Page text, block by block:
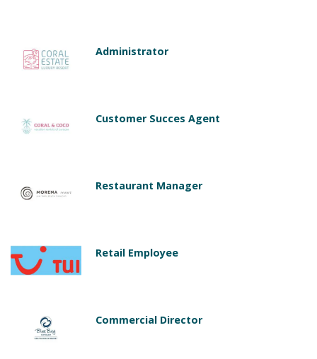
Administrator
Customer Succes Agent
Restaurant Manager
Retail Employee
Commercial Director